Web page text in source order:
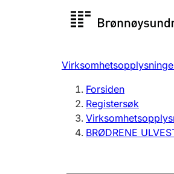
Registersøk
Registrere, endre,
Forsiden
Registersøk
BRØDRENE